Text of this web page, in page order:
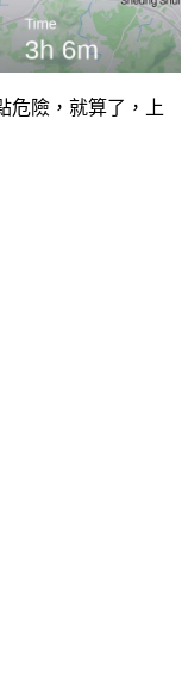
危險，就算了，上